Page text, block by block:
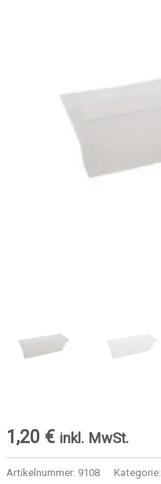
1,20 € inkl. MwSt.
Artikelnummer: 9108 Kategorie: